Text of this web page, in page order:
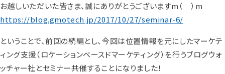
お越しいただいた皆さま、誠にありがとうございますm（ ）m
https://blog.gmotech.jp/2017/10/27/seminar-6/
ということで、前回の続編とし、今回は位置情報を元にしたマーケテ
ィング支援（ロケーションベースドマーケティング）を行うブログウォ
ッチャー社とセミナー共催することになりました！